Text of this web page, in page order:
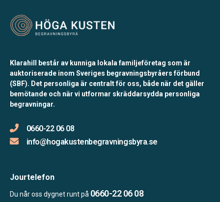
Klarahill består av kunniga lokala familjeföretag som är
auktoriserade inom Sveriges begravningsbyråers förbund
(SBF). Det personliga är centralt för oss, både när det gäller
bemötande och när vi utformar skräddarsydda personliga
begravningar.
0660-22 06 08
info@hogakustenbegravningsbyra.se
Jourtelefon
Du når oss dygnet runt på 0660-22 06 08